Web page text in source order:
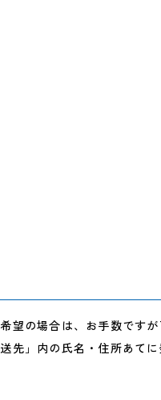
望の場合は、お手数です
先」内の氏名・住所あてに